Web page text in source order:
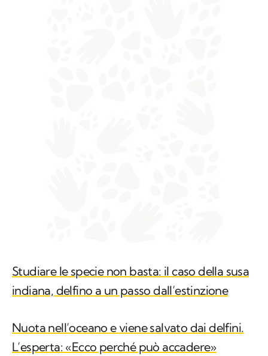
Studiare le specie non basta: il caso della susa
indiana, delfino a un passo dall’estinzione
Nuota nell’oceano e viene salvato dai delfini.
L’esperta: «Ecco perché può accadere»